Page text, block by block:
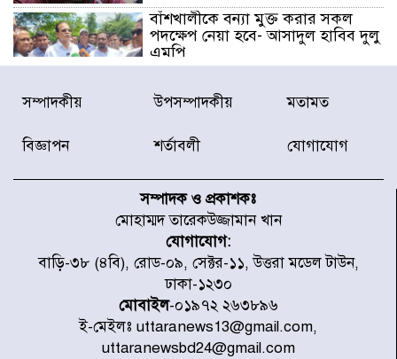
বাঁশখালীকে বন্যা মুক্ত করার সকল
পদক্ষেপ নেয়া হবে- আসাদুল হাবিব দুলু
এমপি
বিদ্যুৎ-জ্বালানি খাতে অস্থিরতা তৈরির
টাইফুন ‘ডলফিনের’ আঘাতে জাপানে
৫ আহত, চীনে বন্দর বন্ধ
চিকিৎসা খাতে জিডিপির ৫ শতাংশ
বরাদ্দের ঘোষণা স্থানীয় সরকার মন্ত্রীর
জুলাই জাদুঘর ঘুরে দেখলেন এনসিপি
সম্পাদকীয় উপসম্পাদকীয় মতামত
বিজ্ঞাপন শর্তাবলী যোগাযোগ
সম্পাদক ও প্রকাশকঃ
মোহাম্মদ তারেকউজ্জামান খান
যোগাযোগ:
বাড়ি-৩৮ (৪বি), রোড-০৯, সেক্টর-১১, উত্তরা মডেল টাউন,
ঢাকা-১২৩০
মোবাইল-০১৯৭২ ২৬৩৮৯৬
ই-মেইলঃ uttaranews13@gmail.com,
uttaranewsbd24@gmail.com